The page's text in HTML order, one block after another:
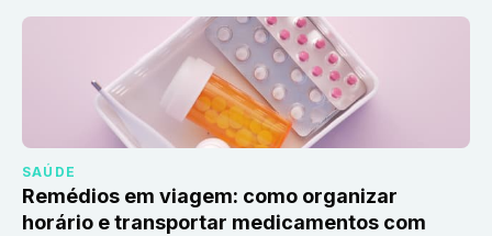
SAÚDE
Remédios em viagem: como organizar
horário e transportar medicamentos com